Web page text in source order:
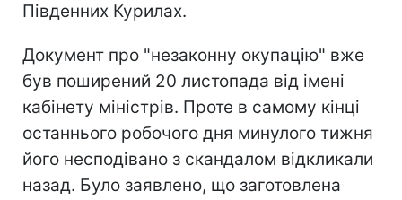
Південних Курилах.
Документ про "незаконну окупацію" вже
був поширений 20 листопада від імені
кабінету міністрів. Проте в самому кінці
останнього робочого дня минулого тижня
його несподівано з скандалом відкликали
назад. Було заявлено, що заготовлена